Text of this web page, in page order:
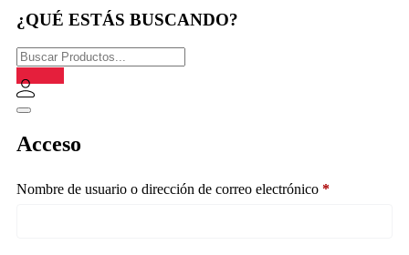
¿QUÉ ESTÁS BUSCANDO?
Acceso
Nombre de usuario o dirección de correo electrónico *